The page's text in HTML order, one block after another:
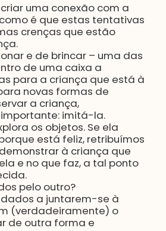
uma conexão com a
é que estas tentativas
crenças que estão
e de brincar – uma das
de uma caixa a
para a criança que está à
novas formas de
a criança,
imitá-la.
os objetos. Se ela
está feliz, retribuímos
à criança que
e no que faz, a tal ponto
pelo outro?
a juntarem-se à
(verdadeiramente) o
de outra forma e